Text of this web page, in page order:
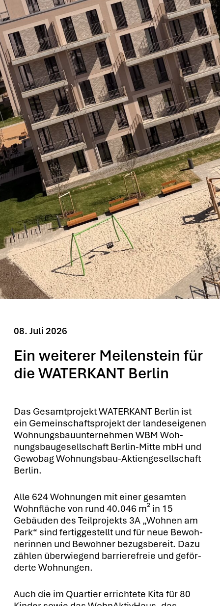
08. Juli 2026
Ein weiterer Meilenstein für
die WATERKANT Berlin
Das Gesamt­pro­jekt WATERKANT Ber­lin ist
ein Gemein­schafts­pro­jekt der lan­des­ei­ge­nen
Woh­nungs­bau­un­ter­neh­men WBM Woh­
nungs­bau­ge­sell­schaft Ber­lin-Mit­te mbH und
Gewo­bag Woh­nungs­bau-Akti­en­ge­sell­schaft
Ber­lin.
Alle 624 Woh­nun­gen mit einer gesam­ten
Wohn­flä­che von rund 40.046 m² in 15
Gebäu­den des Teil­pro­jekts 3A „Woh­nen am
Park“ sind fer­tig­ge­stellt und für neue Bewoh­
ne­rin­nen und Bewoh­ner bezugs­be­reit. Dazu
zäh­len über­wie­gend bar­rie­re­freie und geför­
der­te Woh­nun­gen.
Auch die im Quar­tier errich­te­te Kita für 80